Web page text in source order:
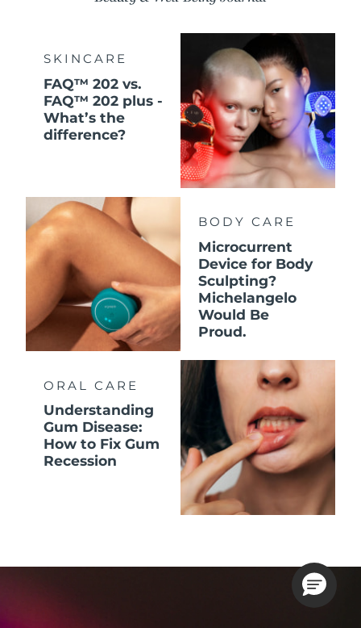
SKINCARE
FAQ™ 202 vs.
FAQ™ 202 plus -
What’s the
difference?
BODY CARE
Microcurrent
Device for Body
Sculpting?
Michelangelo
Would Be
Proud.
ORAL CARE
Understanding
Gum Disease:
How to Fix Gum
Recession